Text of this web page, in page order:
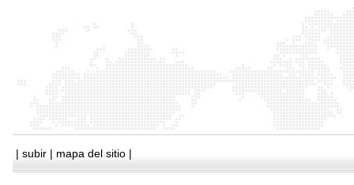
| subir | mapa del sitio |